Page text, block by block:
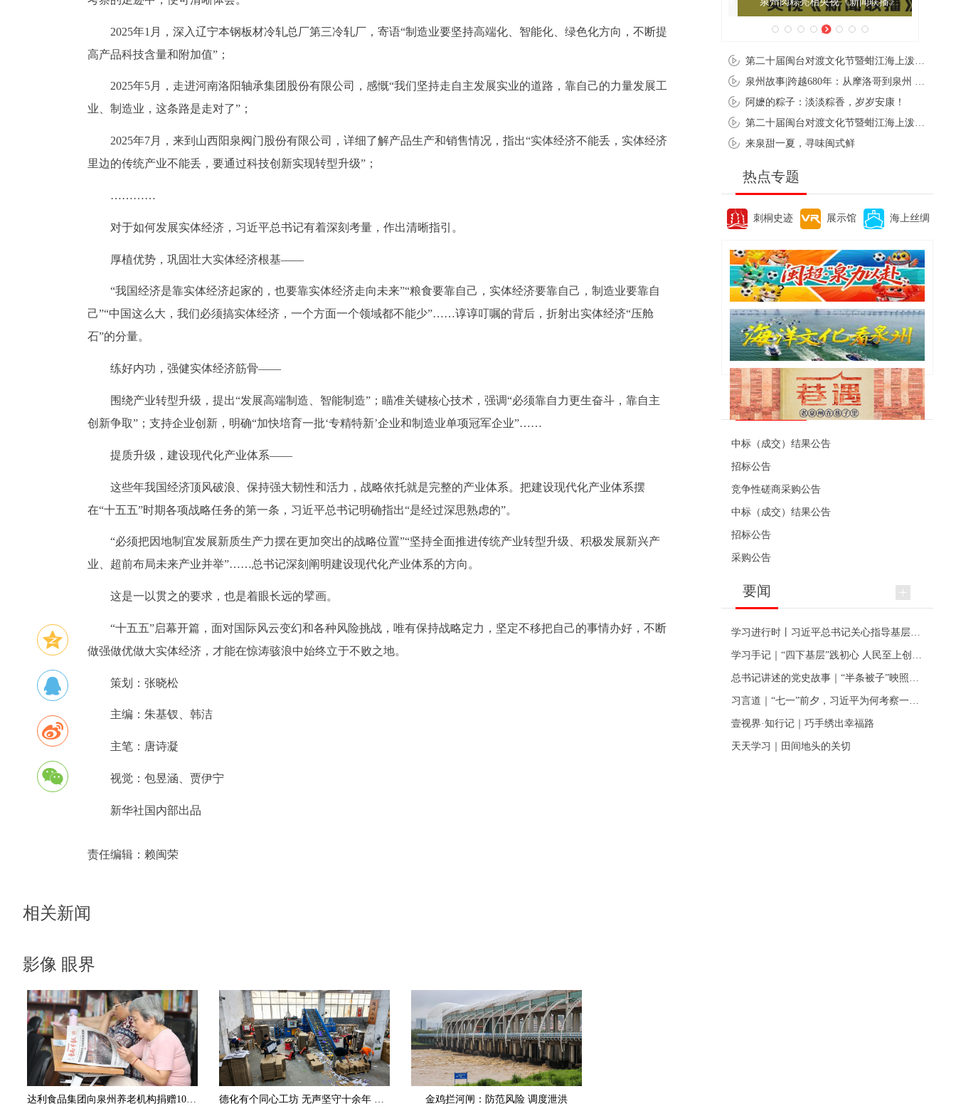
2025年1月，深入辽宁本钢板材冷轧总厂第三冷轧厂，寄语“制造业要坚持高端化、智能化、绿色化方向，不断提
高产品科技含量和附加值”；
2025年5月，走进河南洛阳轴承集团股份有限公司，感慨“我们坚持走自主发展实业的道路，靠自己的力量发展工
业、制造业，这条路是走对了”；
2025年7月，来到山西阳泉阀门股份有限公司，详细了解产品生产和销售情况，指出“实体经济不能丢，实体经济
里边的传统产业不能丢，要通过科技创新实现转型升级”；
…………
对于如何发展实体经济，习近平总书记有着深刻考量，作出清晰指引。
厚植优势，巩固壮大实体经济根基——
“我国经济是靠实体经济起家的，也要靠实体经济走向未来”“粮食要靠自己，实体经济要靠自己，制造业要靠自
己”“中国这么大，我们必须搞实体经济，一个方面一个领域都不能少”……谆谆叮嘱的背后，折射出实体经济“压舱
石”的分量。
练好内功，强健实体经济筋骨——
围绕产业转型升级，提出“发展高端制造、智能制造”；瞄准关键核心技术，强调“必须靠自力更生奋斗，靠自主
创新争取”；支持企业创新，明确“加快培育一批‘专精特新’企业和制造业单项冠军企业”……
提质升级，建设现代化产业体系——
这些年我国经济顶风破浪、保持强大韧性和活力，战略依托就是完整的产业体系。把建设现代化产业体系摆
在“十五五”时期各项战略任务的第一条，习近平总书记明确指出“是经过深思熟虑的”。
“必须把因地制宜发展新质生产力摆在更加突出的战略位置”“坚持全面推进传统产业转型升级、积极发展新兴产
业、超前布局未来产业并举”……总书记深刻阐明建设现代化产业体系的方向。
这是一以贯之的要求，也是着眼长远的擘画。
“十五五”启幕开篇，面对国际风云变幻和各种风险挑战，唯有保持战略定力，坚定不移把自己的事情办好，不断
做强做优做大实体经济，才能在惊涛骇浪中始终立于不败之地。
策划：张晓松
主编：朱基钗、韩洁
主笔：唐诗凝
视觉：包昱涵、贾伊宁
新华社国内部出品
责任编辑： 赖闽荣
相关新闻
影像 眼界
金鸡拦河闸：防范风险 调度泄洪
阿嬷的粽子：淡淡粽香，岁岁安康！
来泉甜一夏，寻味闽式鲜
热点专题
刺桐史迹 展示馆 海上丝绸
便民资讯
中标（成交）结果公告
招标公告
竞争性磋商采购公告
中标（成交）结果公告
招标公告
采购公告
要闻
壹视界·知行记｜巧手绣出幸福路
天天学习｜田间地头的关切